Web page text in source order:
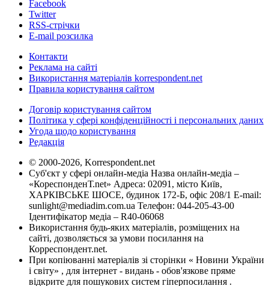
Facebook
Twitter
RSS-стрічки
E-mail розсилка
Контакти
Реклама на сайті
Використання матеріалів korrespondent.net
Правила користування сайтом
Договір користування сайтом
Політика у сфері конфіденційності і персональних даних
Угода щодо користування
Редакція
© 2000-2026, Korrespondent.net
Суб'єкт у сфері онлайн-медіа Назва онлайн-медіа –
«КореспонденТ.net» Адреса: 02091, місто Київ,
ХАРКІВСЬКЕ ШОСЕ, будинок 172-Б, офіс 208/1 E-mail:
sunlight@mediadim.com.ua Телефон: 044-205-43-00
Ідентифікатор медіа – R40-06068
Використання будь-яких матеріалів, розміщених на
сайті, дозволяється за умови посилання на
Корреспондент.net.
При копіюванні матеріалів зі сторінки « Новини України
і світу» , для інтернет - видань - обов'язкове пряме
відкрите для пошукових систем гіперпосилання .